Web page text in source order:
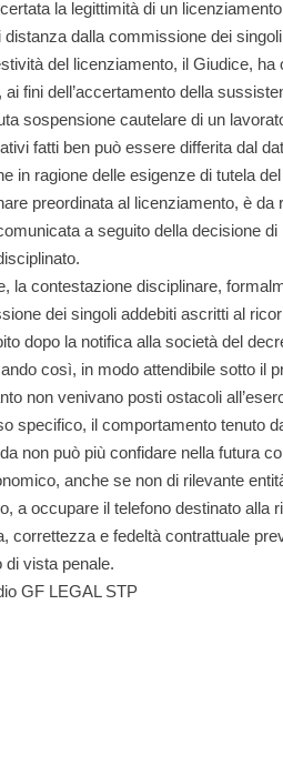
la legittimità di un
dalla commissione dei
del licenziamento, il Giudice,
fini dell’accertamento della
sospensione cautelare di un
fatti ben può essere differita dal
in ragione delle esigenze di tutela
preordinata al licenziamento, è
a seguito della decisione
la contestazione disciplinare,
dei singoli addebiti ascritti al
dopo la notifica alla società del
così, in modo attendibile sotto il
non venivano posti ostacoli
specifico, il comportamento tenuto
non può più confidare nella futura
anche se non di rilevante
a occupare il telefono destinato alla
correttezza e fedeltà contrattuale
di vista penale.
GF LEGAL STP